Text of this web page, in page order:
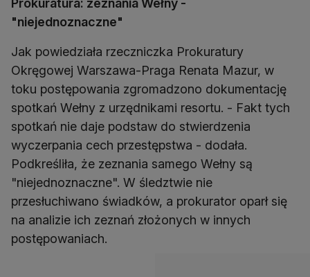
Prokuratura: zeznania Wełny -
"niejednoznaczne"
Jak powiedziała rzeczniczka Prokuratury
Okręgowej Warszawa-Praga Renata Mazur, w
toku postępowania zgromadzono dokumentację
spotkań Wełny z urzędnikami resortu. - Fakt tych
spotkań nie daje podstaw do stwierdzenia
wyczerpania cech przestępstwa - dodała.
Podkreśliła, że zeznania samego Wełny są
"niejednoznaczne". W śledztwie nie
przesłuchiwano świadków, a prokurator oparł się
na analizie ich zeznań złożonych w innych
postępowaniach.